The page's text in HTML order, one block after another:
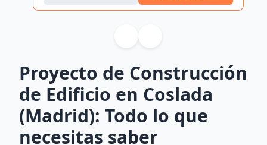
Proyecto de Construcción
de Edificio en Coslada
(Madrid): Todo lo que
necesitas saber